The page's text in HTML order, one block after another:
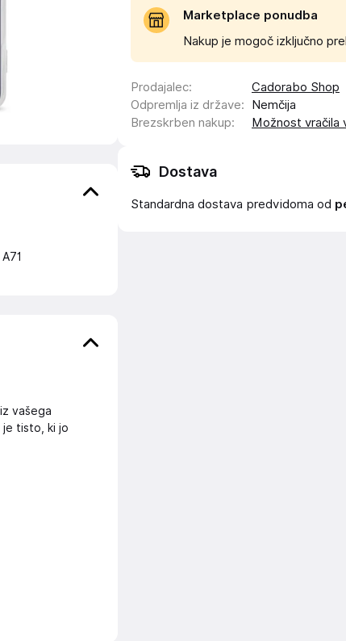
vašega
tisto, ki jo
Marketplace ponudba
Nakup je mogoč izključno
Prodajalec:
Cadorabo Shop
Odpremlja iz države:
Nemčija
Brezskrben nakup: Možnost vračila
Dostava
Standardna dostava predvidoma od